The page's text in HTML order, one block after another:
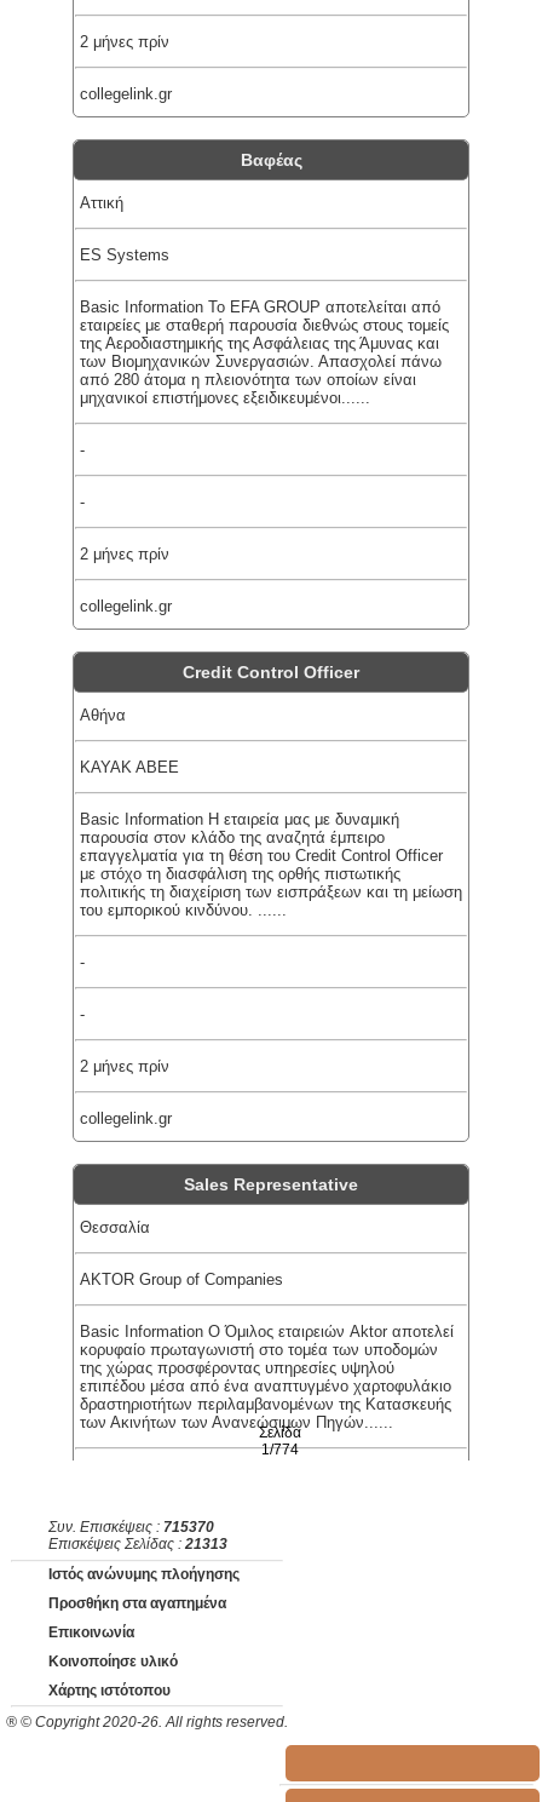
2 μήνες πρίν
collegelink.gr
Βαφέας
Αττική
ES Systems
Basic Information To EFA GROUP αποτελείται από
εταιρείες με σταθερή παρουσία διεθνώς στους τομείς
της Αεροδιαστημικής της Ασφάλειας της Άμυνας και
των Βιομηχανικών Συνεργασιών. Απασχολεί πάνω
από 280 άτομα η πλειονότητα των οποίων είναι
μηχανικοί επιστήμονες εξειδικευμένοι......
-
-
2 μήνες πρίν
collegelink.gr
Credit Control Officer
Αθήνα
KAYAK ABEE
Basic Information Η εταιρεία μας με δυναμική
παρουσία στον κλάδο της αναζητά έμπειρο
επαγγελματία για τη θέση του Credit Control Officer
με στόχο τη διασφάλιση της ορθής πιστωτικής
πολιτικής τη διαχείριση των εισπράξεων και τη μείωση
του εμπορικού κινδύνου. ......
-
-
2 μήνες πρίν
collegelink.gr
Sales Representative
Θεσσαλία
AKTOR Group of Companies
Basic Information Ο Όμιλος εταιρειών Aktor αποτελεί
κορυφαίο πρωταγωνιστή στο τομέα των υποδομών
της χώρας προσφέροντας υπηρεσίες υψηλού
επιπέδου μέσα από ένα αναπτυγμένο χαρτοφυλάκιο
δραστηριοτήτων περιλαμβανομένων της Κατασκευής
των Ακινήτων των Ανανεώσιμων Πηγών......
-
2 μήνες πρίν
collegelink.gr
Σελίδα
1/774
Συν. Επισκέψεις : 715370
Επισκέψεις Σελίδας : 21313
Ιστός ανώνυμης πλοήγησης
Προσθήκη στα αγαπημένα
Επικοινωνία
Κοινοποίησε υλικό
Χάρτης ιστότοπου
® © Copyright 2020-26. All rights reserved.